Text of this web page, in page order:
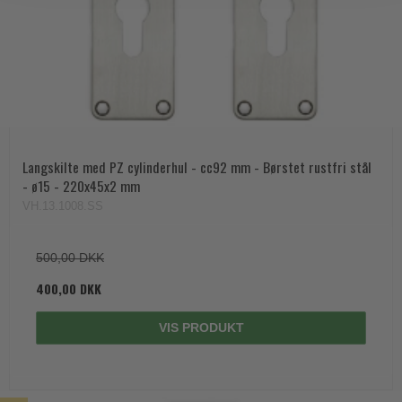
Langskilte med PZ cylinderhul - cc92 mm - Børstet rustfri stål
- ø15 - 220x45x2 mm
500,00 DKK
400,00 DKK
VIS PRODUKT